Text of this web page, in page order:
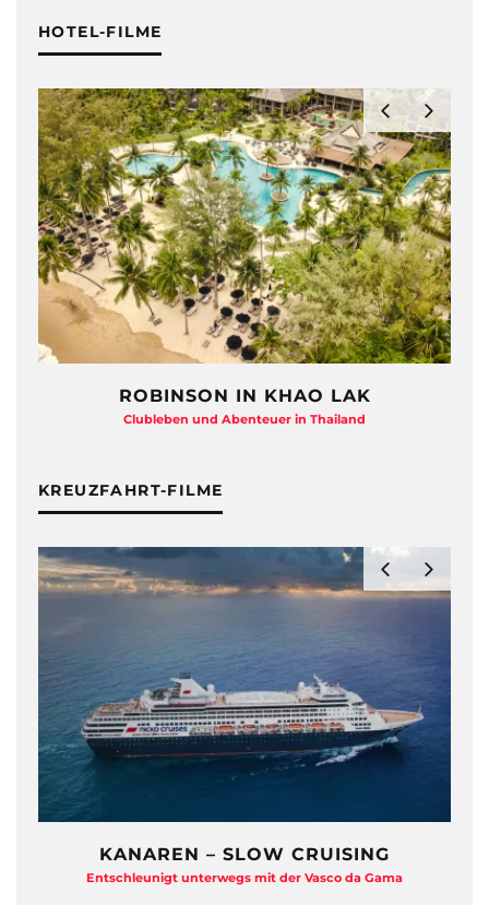
HOTEL-FILME
ROBINSON IN KHAO LAK
Clubleben und Abenteuer in Thailand
KREUZFAHRT-FILME
KANAREN – SLOW CRUISING
Entschleunigt unterwegs mit der Vasco da Gama